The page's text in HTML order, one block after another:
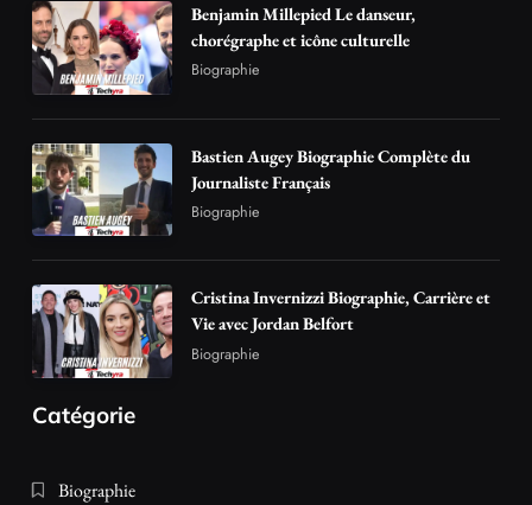
Benjamin Millepied Le danseur,
chorégraphe et icône culturelle
Biographie
Bastien Augey Biographie Complète du
Journaliste Français
Biographie
Cristina Invernizzi Biographie, Carrière et
Vie avec Jordan Belfort
Biographie
Catégorie
Biographie